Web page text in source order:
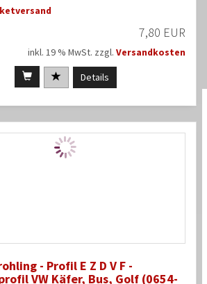
7,80 EUR
inkl. 19 % MwSt. zzgl. Versandkosten
Details
- Profil E Z D V F -
VW Käfer, Bus, Golf (0654-